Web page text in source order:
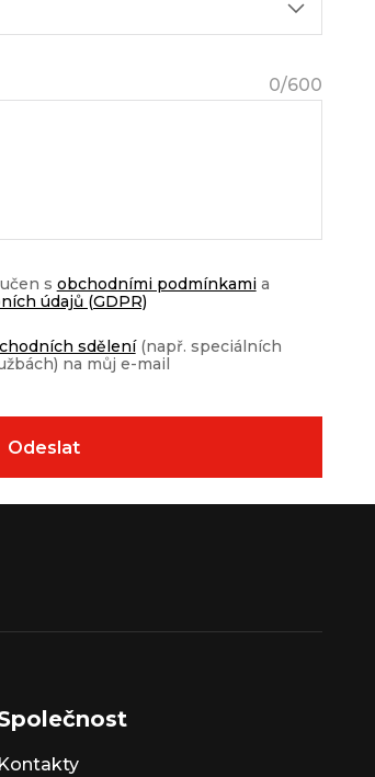
0/600
s obchodními podmínkamia
údajů (GDPR)
sdělení(např. speciálních
na můj e-mail
Kontakty